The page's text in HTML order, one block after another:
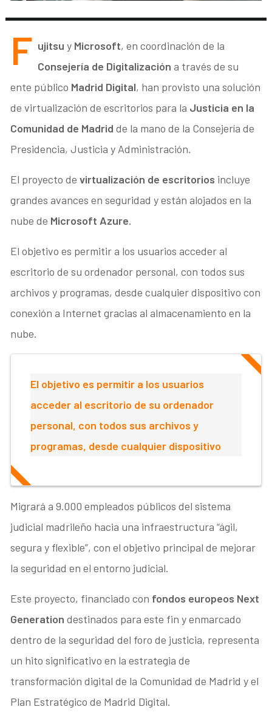
F ujitsuy Microsoft, en coordinación de la
Consejería de Digitalización a través de su
ente público Madrid Digital, han provisto una solución
de virtualización de escritorios para la Justicia en la
Comunidad de Madrid de la mano de la Consejería de
Presidencia, Justicia y Administración.
El proyecto devirtualización de escritorios incluye
grandes avances en seguridad y están alojados en la
nube de Microsoft Azure.
El objetivo es permitir a los usuarios acceder al
escritorio de su ordenador personal, con todos sus
archivos y programas, desde cualquier dispositivo con
conexión a Internet gracias al almacenamiento en la
nube.
El objetivo es permitir a los usuarios
acceder al escritorio de su ordenador
personal, con todos sus archivos y
programas, desde cualquier dispositivo
Migrará a 9.000 empleados públicos del sistema
judicial madrileño hacia una infraestructura “ágil,
segura y flexible”, con el objetivo principal de mejorar
la seguridad en el entorno judicial.
Este proyecto, financiado con fondos europeos Next
Generation destinados para este fin y enmarcado
dentro de la seguridad del foro de justicia, representa
un hito significativo en la estrategia de
transformación digital de la Comunidad de Madrid y el
Plan Estratégico de Madrid Digital.